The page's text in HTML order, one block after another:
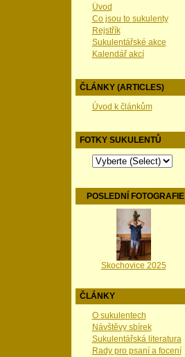
Úvod
Co jsou to sukulenty
Rejstřík
Sukulentářské akce
Kalendář akcí
ČLÁNKY (ARTICLES)
Úvod k článkům
FOTKY SUKULENTŮ
POSLEDNÍ FOTOGRAFIE
Skochovice 2025
ČLÁNKY
O sukulentech
Návštěvy sbírek
Sukulentářská literatura
Rady pro psaní a focení